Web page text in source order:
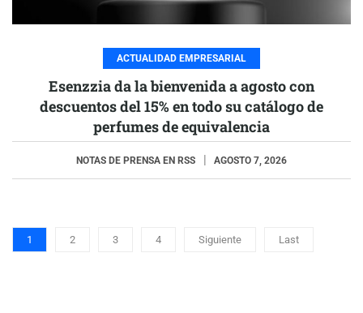
ACTUALIDAD EMPRESARIAL
Esenzzia da la bienvenida a agosto con
descuentos del 15% en todo su catálogo de
perfumes de equivalencia
NOTAS DE PRENSA EN RSS AGOSTO 7, 2026
1 2 3 4 Siguiente Last